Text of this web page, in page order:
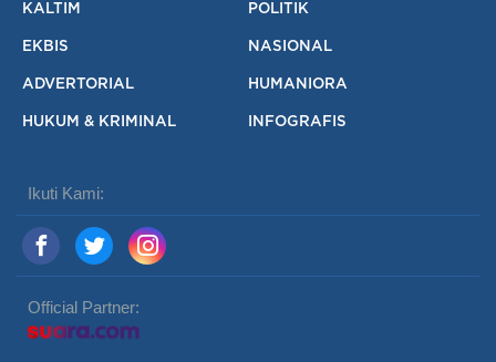
KALTIM POLITIK
EKBIS NASIONAL
ADVERTORIAL HUMANIORA
HUKUM & KRIMINAL INFOGRAFIS
Ikuti Kami:
Official Partner: